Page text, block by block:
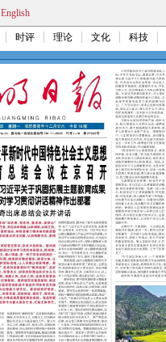
English
时评 理论 文化 科技